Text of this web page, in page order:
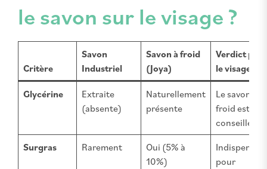
le savon sur le visage ?
Critère
Savon
Industriel
Savon à froid
(Joya)
Verdict
le visage
Glycérine
Extraite
(absente)
Naturellement
présente
Le savon à
froid est
conseillé
Surgras Rarement
Oui (5% à
10%)
pour